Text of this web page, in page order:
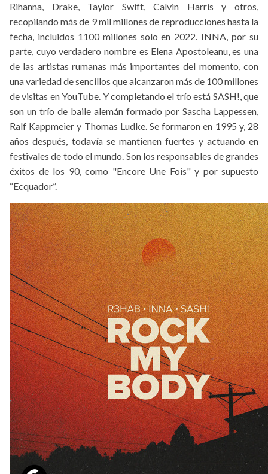
Rihanna, Drake, Taylor Swift, Calvin Harris y otros,
recopilando más de 9 mil millones de reproducciones hasta la
fecha, incluidos 1100 millones solo en 2022. INNA, por su
parte, cuyo verdadero nombre es Elena Apostoleanu, es una
de las artistas rumanas más importantes del momento, con
una variedad de sencillos que alcanzaron más de 100 millones
de visitas en YouTube. Y completando el trío está SASH!, que
son un trío de baile alemán formado por Sascha Lappessen,
Ralf Kappmeier y Thomas Ludke. Se formaron en 1995 y, 28
años después, todavía se mantienen fuertes y actuando en
festivales de todo el mundo. Son los responsables de grandes
éxitos de los 90, como "Encore Une Fois" y por supuesto
“Ecquador”.